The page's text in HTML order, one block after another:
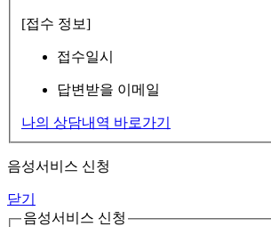
[접수 정보]
접수일시
답변받을 이메일
나의 상담내역 바로가기
음성서비스 신청
닫기
음성서비스 신청